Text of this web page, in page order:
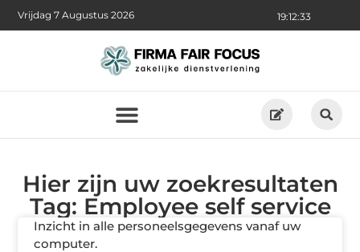
19:12:33
Vrijdag 7 Augustus 2026
Hier zijn uw zoekresultaten
Tag: Employee self service
Inzicht in alle personeelsgegevens vanaf uw
computer.